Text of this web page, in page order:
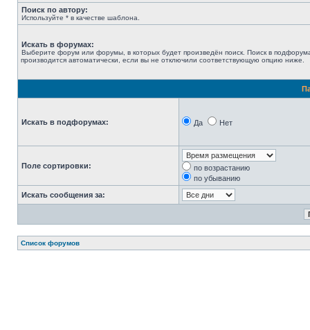
Поиск по автору:
Используйте * в качестве шаблона.
Искать в форумах:
Выберите форум или форумы, в которых будет произведён поиск. Поиск в
производится автоматически, если вы не отключили соответствующую опцию ниже.
Искать в подфорумах: Да Нет
Поле сортировки:
по возрастанию
по убыванию
Искать сообщения за:
Список форумов